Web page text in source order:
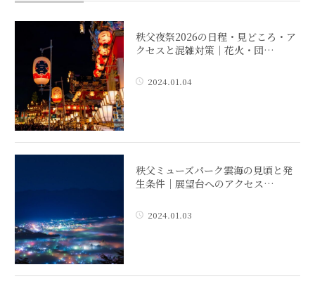
秩父夜祭2026の日程・見どころ・ア
クセスと混雑対策｜花火・団…
2024.01.04
秩父ミューズパーク雲海の見頃と発
生条件｜展望台へのアクセス…
2024.01.03